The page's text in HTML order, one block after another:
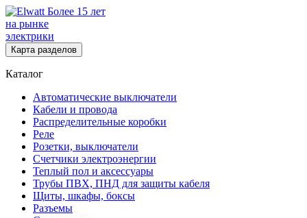
Более 15 лет
на рынке
электрики
Карта разделов
Каталог
Автоматические выключатели
Кабели и провода
Распределительные коробки
Реле
Розетки, выключатели
Счетчики электроэнергии
Теплый пол и аксессуары
Трубы ПВХ, ПНД для защиты кабеля
Щиты, шкафы, боксы
Разъемы